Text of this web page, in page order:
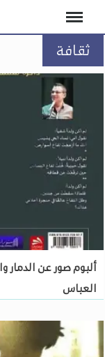
ثقافة
العباس